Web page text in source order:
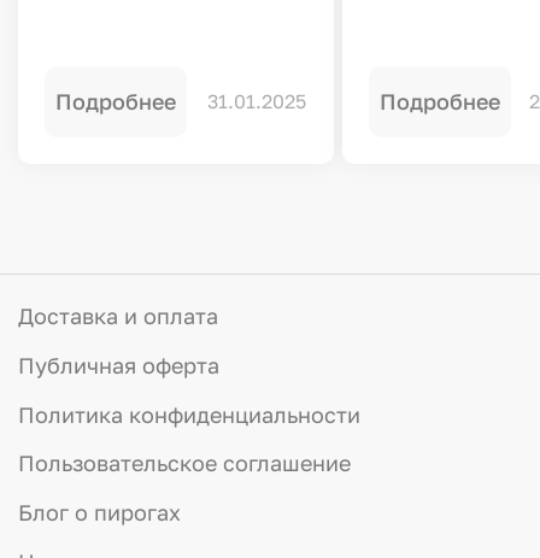
Подробнее 31.01.2025 Подробнее
Доставка и оплата
Публичная оферта
Политика конфиденциальности
Пользовательское соглашение
Блог о пирогах